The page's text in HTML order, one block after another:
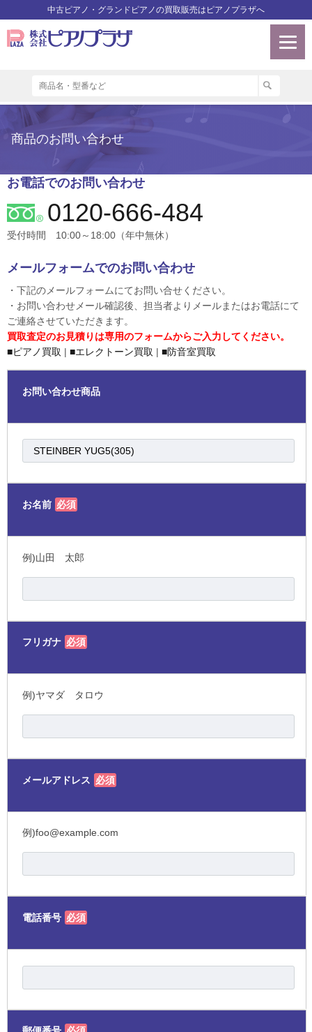
中古ピアノ・グランドピアノの買取販売はピアノプラザへ
商品のお問い合わせ
お電話でのお問い合わせ
0120-666-484
受付時間 10:00～18:00（年中無休）
メールフォームでのお問い合わせ
・下記のメールフォームにてお問い合せください。
・お問い合わせメール確認後、担当者よりメールまたはお電話にて
ご連絡させていただきます。
買取査定のお見積りは専用のフォームからご入力してください。
■ピアノ買取 | ■エレクトーン買取 | ■防音室買取
お問い合わせ商品
お名前 必須
例)山田 太郎
フリガナ 必須
例)ヤマダ タロウ
メールアドレス 必須
例)foo@example.com
電話番号 必須